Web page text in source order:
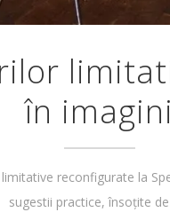
în imagini
reconfigurate la
sugestii practice, însoțite